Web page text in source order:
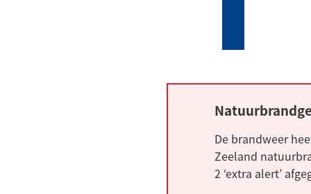
externe
Alarm:
De brandweer
Zeeland
2 ‘extra alert’